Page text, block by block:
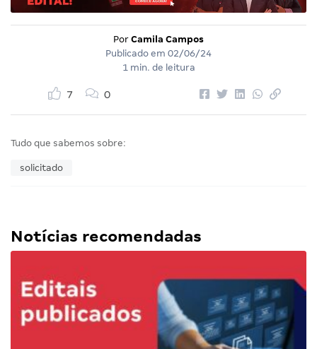
Por Camila Campos
Publicado em 02/06/24
1 min. de leitura
7 0
Tudo que sabemos sobre:
solicitado
Notícias recomendadas